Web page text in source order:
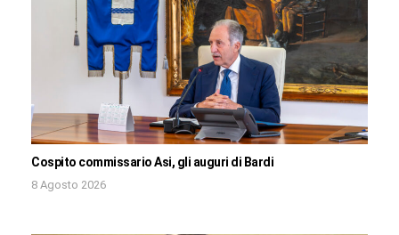
Cospito commissario Asi, gli auguri di Bardi
8 Agosto 2026